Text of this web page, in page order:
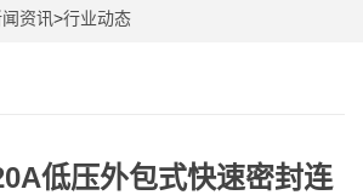
资讯>行业动态
低压外包式快速密封连